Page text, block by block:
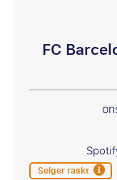
FC
Selger raskt